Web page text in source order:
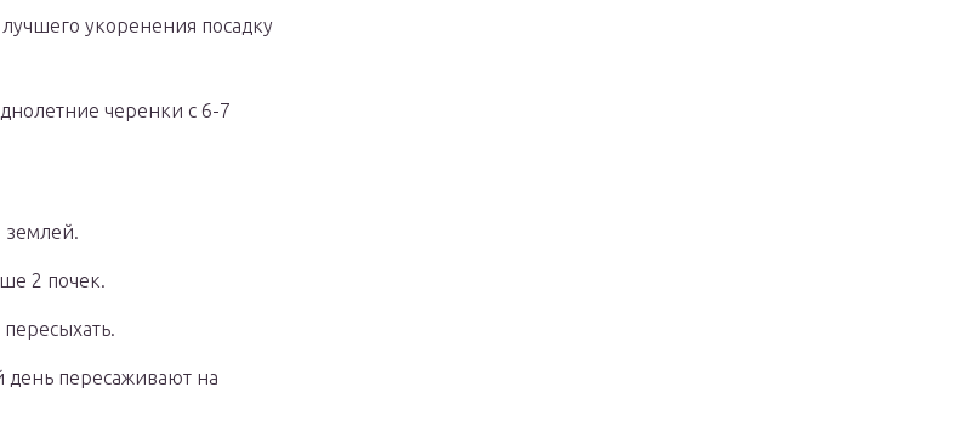
укоренения посадку
черенки с 6-7
землей.
2 почек.
день пересаживают на